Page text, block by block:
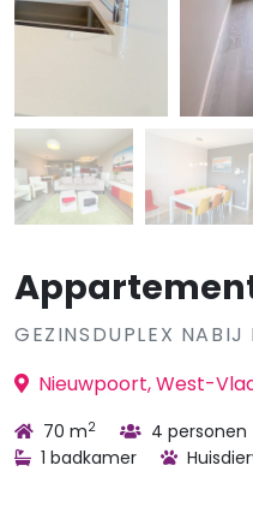
Appartement
GEZINSDUPLEX NABIJ
Nieuwpoort, West-
70 m2 4 personen
1 badkamer